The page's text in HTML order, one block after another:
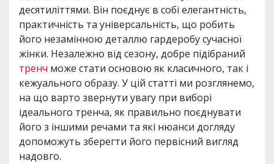
десятиліттями. Він поєднує в собі елегантність,
практичність та універсальність, що робить
його незамінною деталлю гардеробу сучасної
жінки. Незалежно від сезону, добре підібраний
тренч може стати основою як класичного, так і
кежуального образу. У цій статті ми розглянемо,
на що варто звернути увагу при виборі
ідеального тренча, як правильно поєднувати
його з іншими речами та які нюанси догляду
допоможуть зберегти його первісний вигляд
надовго.